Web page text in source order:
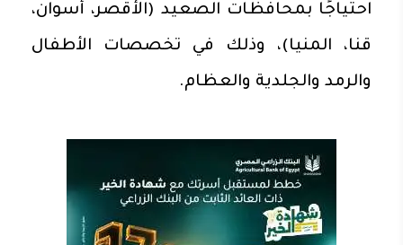
احتياجًا بمحافظات الصعيد (الأقصر، أسوان،
قنا، المنيا)، وذلك في تخصصات الأطفال
والرمد والجلدية والعظام.